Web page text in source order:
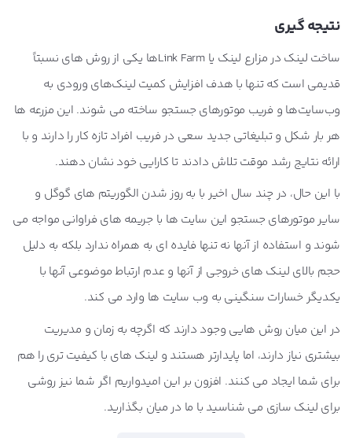
نتیجه گیری
ساخت لینک در مزارع لینک یا Link Farmها یکی از روش های نسبتاً
قدیمی است که تنها با هدف افزایش کمیت لینک‌های ورودی به
وب‌سایت‌ها و فریب موتورهای جستجو ساخته می شوند. این مزرعه ها
هر بار شکل و تبلیغاتی جدید سعی در فریب افراد تازه کار را دارند و با
ارائه نتایج رشد موقت تلاش دادند تا کارایی خود نشان دهند.
با این حال، در چند سال اخیر با به روز شدن الگوریتم های گوگل و
سایر موتورهای جستجو این سایت ها با جریمه های فراوانی مواجه می
شوند و استفاده از آنها نه تنها فایده ای به همراه ندارد بلکه به دلیل
حجم بالای لینک های خروجی از آنها و عدم ارتباط موضوعی آنها با
یکدیگر خسارات سنگینی به وب سایت ها وارد می کند.
در این میان روش هایی وجود دارند که اگرچه به زمان و مدیریت
بیشتری نیاز دارند، اما پایدارتر هستند و لینک های با کیفیت تری را هم
برای شما ایجاد می کنند. افزون بر این امیدواریم اگر شما نیز روشی
برای لینک سازی می شناسید با ما در میان بگذارید.